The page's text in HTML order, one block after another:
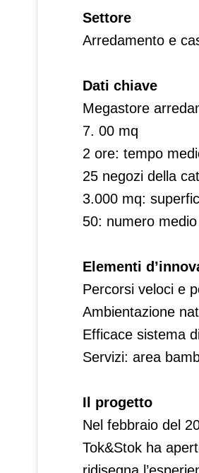
Settore
Arredamento e
Dati chiave
Megastore
7. 00 mq
2 ore: tempo
25 negozi della
3.000 mq:
50: numero
Elementi
Percorsi veloci e
Ambientazione
Efficace sistema
Servizi: area
Il progetto
Nel febbraio del
Tok&Stok ha
ridisegna